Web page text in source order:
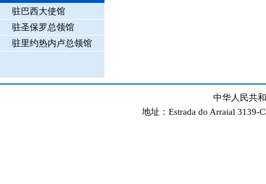
驻巴西大使馆
驻圣保罗总领馆
驻里约热内卢总领馆
中华人民共
地址：Estrada do Arraial 3139-